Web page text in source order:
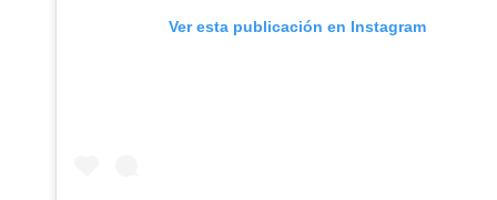
Ver esta publicación en Instagram